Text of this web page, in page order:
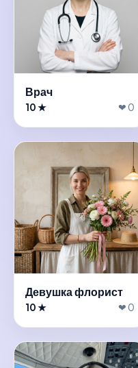
Врач
10 ★ ❤ 0
Девушка флорист
10 ★ ❤ 0